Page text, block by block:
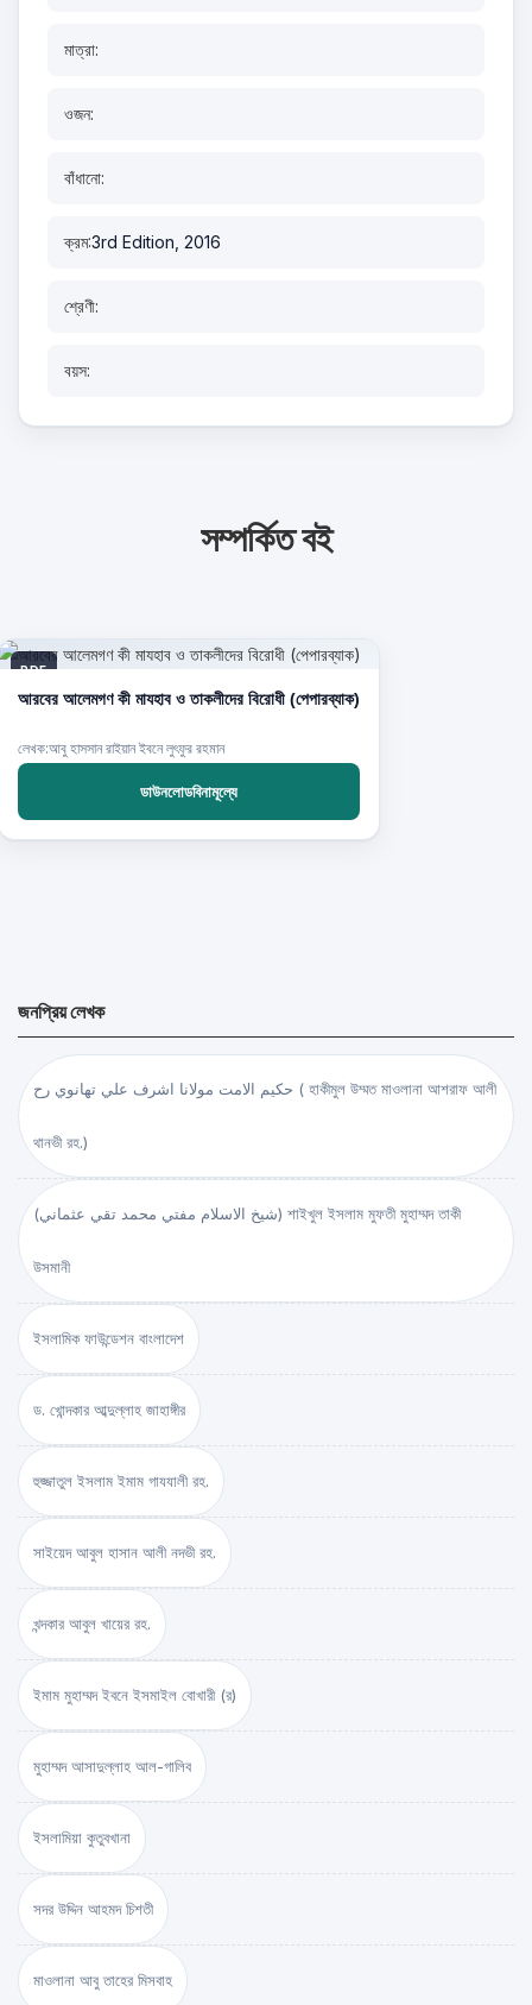
মাত্রা:
ওজন:
বাঁধানো:
ক্রম:3rd Edition, 2016
শ্রেণী:
বয়স:
সম্পর্কিত বই
PDF
আরবের আলেমগণ কী মাযহাব ও তাকলীদের বিরোধী (পেপারব্যাক)
লেখক:আবু হাসসান রাইয়ান ইবনে লুৎফুর রহমান
ডাউনলোডবিনামূল্যে
জনপ্রিয় লেখক
حكيم الامت مولانا اشرف علي تهانوي رح ( হাকীমুল উম্মত মাওলানা আশরাফ আলী
থানভী রহ.)
(شيخ الاسلام مفتي محمد تقي عثماني) শাইখুল ইসলাম মুফতী মুহাম্মদ তাকী
উসমানী
ইসলামিক ফাউন্ডেশন বাংলাদেশ
ড. খোন্দকার আব্দুল্লাহ জাহাঙ্গীর
হুজ্জাতুল ইসলাম ইমাম গাযযালী রহ.
সাইয়েদ আবুল হাসান আলী নদভী রহ.
খন্দকার আবুল খায়ের রহ.
ইমাম মুহাম্মদ ইবনে ইসমাইল বোখারী (র)
মুহাম্মদ আসাদুল্লাহ আল-গালিব
ইসলামিয়া কুতুবখানা
সদর উদ্দিন আহমদ চিশতী
মাওলানা আবু তাহের মিসবাহ